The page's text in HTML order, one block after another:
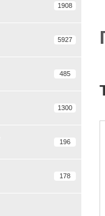
1908
5927
485
1300
196
178